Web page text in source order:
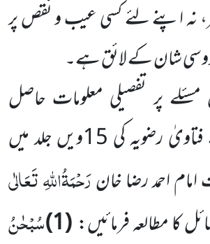
اپنے لئے کسی عیب و نقص پر
شان کے لائق ہے۔
پر تفصیلی معلومات حاصل
کرنے کے لئے فتاویٰ رضویہ کی 15ویں جلد میں
احمد رضا خانرَحْمَۃُاللہِ تَعَالٰی
کا مطالعہ فرمائیں: (1) سُبْحٰنُ